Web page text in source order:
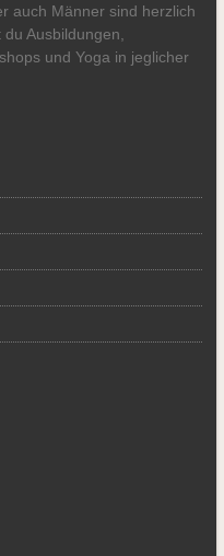
auch Männer sind herzlich
Ausbildungen,
und Yoga in jeglicher